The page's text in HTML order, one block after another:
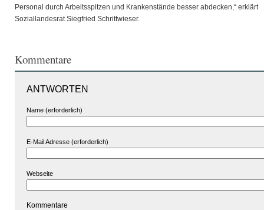
Personal durch Arbeitsspitzen und Krankenstände besser abdecken,“ erklärt
Soziallandesrat Siegfried Schrittwieser.
Kommentare
ANTWORTEN
Name (erforderlich)
E-Mail Adresse (erforderlich)
Webseite
Kommentare